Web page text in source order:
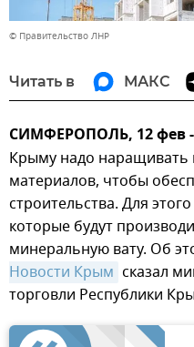
© Правительство ЛНР
Читать в МАКС
СИМФЕРОПОЛЬ, 12 фев
Крыму надо наращивать
материалов, чтобы
строительства. Для
которые будут
минеральную вату. Об
Новости Крым сказал
торговли Республики